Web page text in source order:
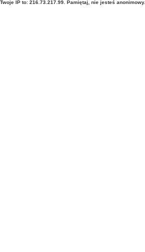
Twoje IP to: 216.73.217.99. Pamiętaj, nie jesteś anonimowy.